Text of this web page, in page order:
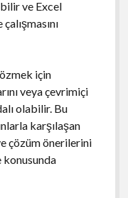
ve Excel
için
veya çevrimiçi
olabilir. Bu
karşılaşan
çözüm önerilerini
konusunda